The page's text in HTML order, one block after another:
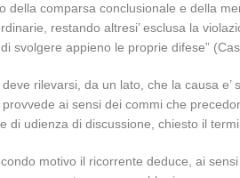
della comparsa conclusionale e della
restando altresi’ esclusa la
di svolgere appieno le proprie difese”
rilevarsi, da un lato, che la causa
ai sensi dei commi che
di udienza di discussione, chiesto il
motivo il ricorrente deduce, ai